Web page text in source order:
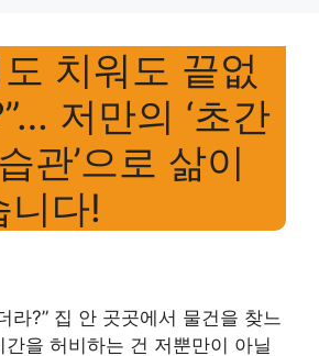
치워도 끝없
저만의 ‘초간
관’으로 삶이
니다!
라?” 집 안 곳곳에서 물건을 찾느
을 허비하는 건 저뿐만이 아닐